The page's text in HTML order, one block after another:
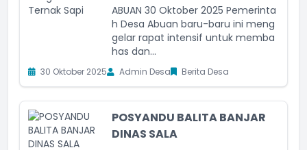
ABUAN 30 Oktober 2025 Pemerinta
h Desa Abuan baru-baru ini meng
gelar rapat intensif untuk memba
has dan...
30 Oktober 2025 Admin Desa Berita Desa
POSYANDU BALITA BANJAR
DINAS SALA